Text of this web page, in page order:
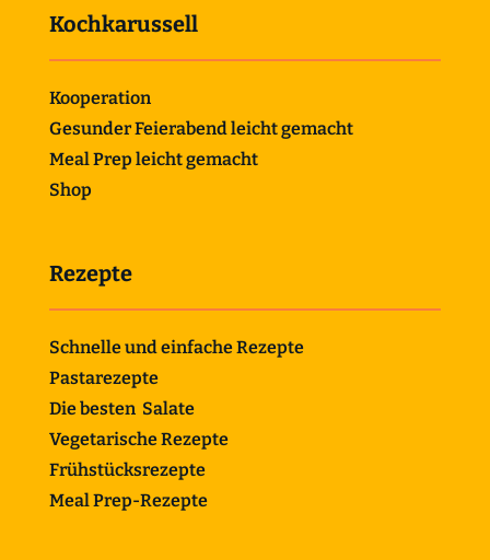
Kochkarussell
Kooperation
Gesunder Feierabend leicht gemacht
Meal Prep leicht gemacht
Shop
Rezepte
Schnelle und einfache Rezepte
Pastarezepte
Die besten Salate
Vegetarische Rezepte
Frühstücksrezepte
Meal Prep-Rezepte